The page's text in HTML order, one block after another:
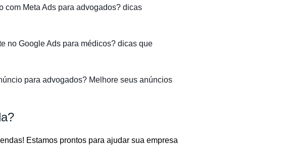
com Meta Ads para advogados? dicas
no Google Ads para médicos? dicas que
para advogados? Melhore seus anúncios
Estamos prontos para ajudar sua empresa